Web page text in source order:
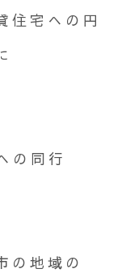
住宅への円
の同行
の地域の